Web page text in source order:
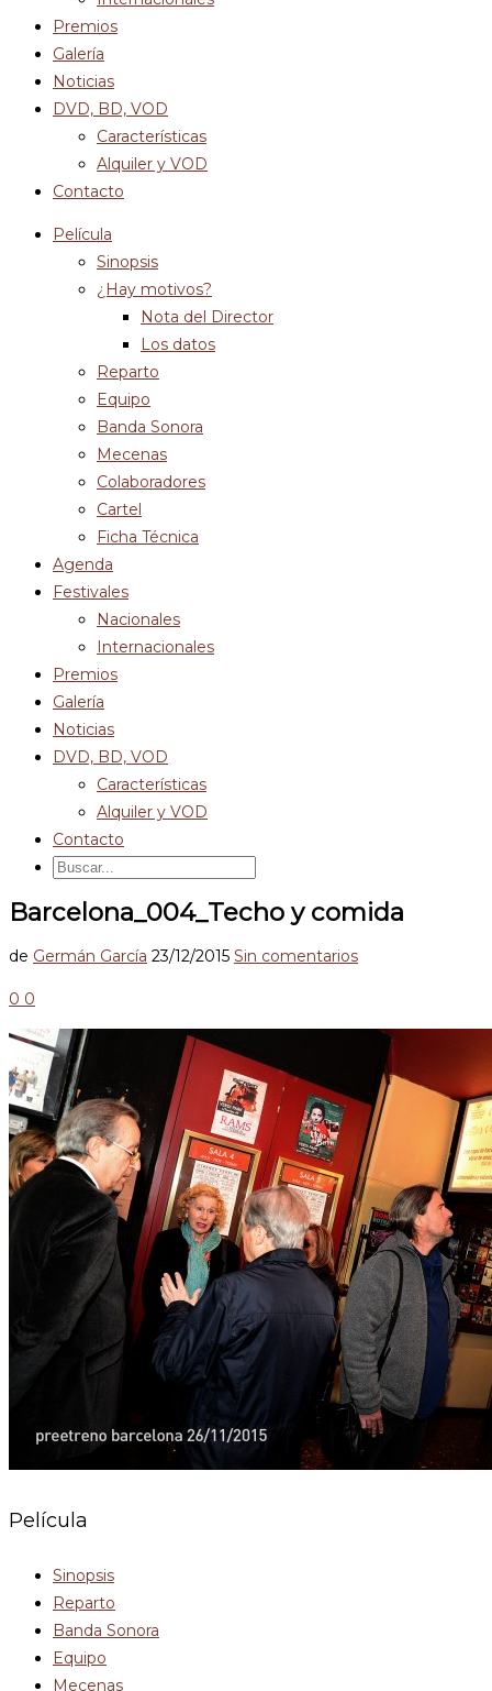
Premios
Galería
Noticias
DVD, BD, VOD
Características
Alquiler y VOD
Contacto
Película
Sinopsis
¿Hay motivos?
Nota del Director
Los datos
Reparto
Equipo
Banda Sonora
Mecenas
Colaboradores
Cartel
Ficha Técnica
Agenda
Festivales
Nacionales
Internacionales
Premios
Galería
Noticias
DVD, BD, VOD
Características
Alquiler y VOD
Contacto
Barcelona_004_Techo y comida
de Germán García 23/12/2015 Sin comentarios
0 0
Película
Sinopsis
Reparto
Banda Sonora
Equipo
Mecenas